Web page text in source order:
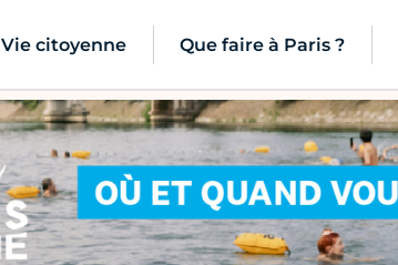
Vie citoyenne Que faire à Paris ?